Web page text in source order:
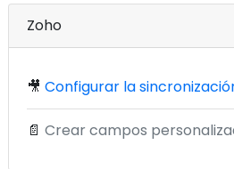
Zoho
🎥 Configurar la
📄 Crear campos